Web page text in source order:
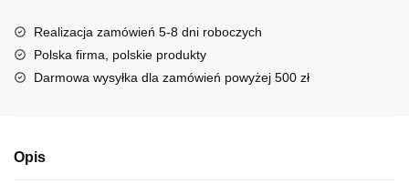
a
t
i
Realizacja zamówień 5-8 dni roboczych
Polska firma, polskie produkty
Darmowa wysyłka dla zamówień powyżej 500 zł
Opis